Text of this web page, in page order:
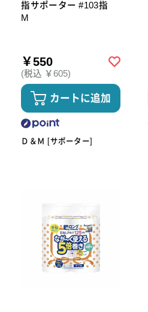
指サポーター #103指
M
￥550
(税込 ￥605)
カートに追加
Ｄ＆Ｍ [サポーター]